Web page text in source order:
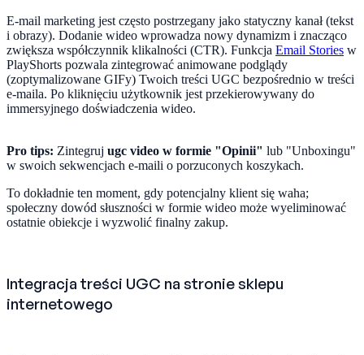
E-mail marketing jest często postrzegany jako statyczny kanał (tekst
i obrazy). Dodanie wideo wprowadza nowy dynamizm i znacząco
zwiększa współczynnik klikalności (CTR). Funkcja Email Stories w
PlayShorts pozwala zintegrować animowane podglądy
(zoptymalizowane GIFy) Twoich treści UGC bezpośrednio w treści
e-maila. Po kliknięciu użytkownik jest przekierowywany do
immersyjnego doświadczenia wideo.
Pro tips: Zintegruj ugc video w formie "Opinii" lub "Unboxingu"
w swoich sekwencjach e-maili o porzuconych koszykach.
To dokładnie ten moment, gdy potencjalny klient się waha;
społeczny dowód słuszności w formie wideo może wyeliminować
ostatnie obiekcje i wyzwolić finalny zakup.
Integracja treści UGC na stronie sklepu
internetowego